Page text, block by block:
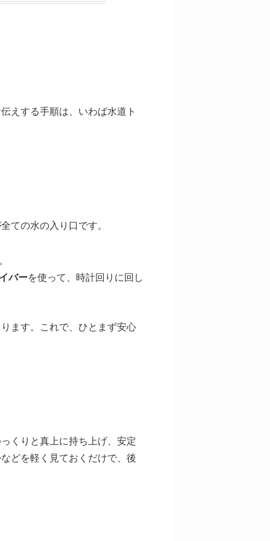
えする手順は、いわば水道ト
ての水の入り口です。
バーを使って、時計回りに回し
ます。これで、ひとまず安心
くりと真上に持ち上げ、安定
どを軽く見ておくだけで、後